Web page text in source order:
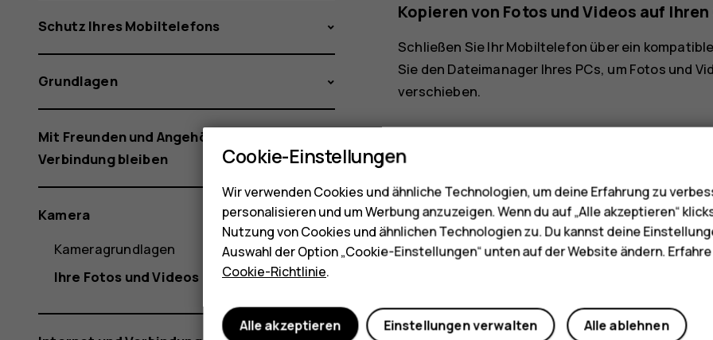
Kopieren von Fotos und Videos auf
Schließen Sie Ihr Mobiltelefon über ein
Sie den Dateimanager Ihres PCs, um Fotos und
verschieben.
Did you find this helpful?
Schutz Ihres Mobiltelefons
Grundlagen
Mit Freunden und Angehörigen in
Verbindung bleiben
Kamera
Kameragrundlagen
Ihre Fotos und Videos
Cookie-Einstellungen
Wir verwenden Cookies und ähnliche Technologien, um deine Erfahrung zu
personalisieren und um Werbung anzuzeigen. Wenn du auf „Alle akzeptieren“
Nutzung von Cookies und ähnlichen Technologien zu. Du kannst deine
Auswahl der Option „Cookie-Einstellungen“ unten auf der Website ändern.
Cookie-Richtlinie.
Alle ablehnen
Einstellungen verwalten
Alle akzeptieren